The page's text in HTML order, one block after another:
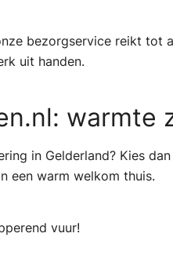
bezorgservice reikt tot
uit handen.
warmte
in Gelderland? Kies
een warm welkom thuis.
vuur!